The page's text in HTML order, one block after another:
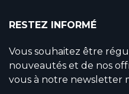
RESTEZ INFORMÉ
Vous souhaitez être
nouveautés et de nos
vous à notre newsletter